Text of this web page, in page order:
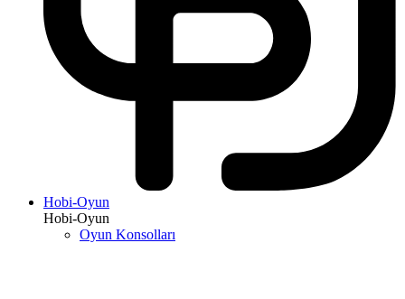
Hobi-Oyun
Hobi-Oyun
Oyun Konsolları